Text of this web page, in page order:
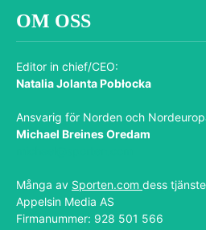
OM OSS
Editor in chief/CEO:
Natalia Jolanta Pobłocka
Ansvarig för Norden och
Michael Breines Oredam
Många av Sporten.com dess
Appelsin Media AS
Firmanummer: 928 501 566